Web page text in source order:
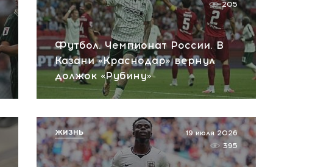
Футбол. Чемпионат России. В
Казани «Краснодар» вернул
должок «Рубину»
205
19 июля 2026
395
ЖИЗНЬ